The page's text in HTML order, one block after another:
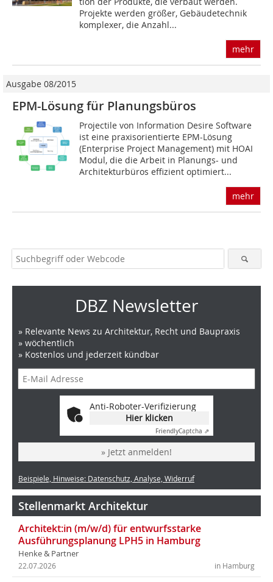
Projekte werden größer, Gebäudetechnik
komplexer, die Anzahl...
mehr
Ausgabe 08/2015
EPM-Lösung für Planungsbüros
Projectile von Information Desire Software
ist eine praxisorientierte EPM-Lösung
(Enterprise Project Management) mit HOAI
Modul, die die Arbeit in Planungs- und
Architekturbüros effizient optimiert...
mehr
DBZ Newsletter
» Relevante News zu Architektur, Recht und Baupraxis
» wöchentlich
» Kostenlos und jederzeit kündbar
Anti-Roboter-Verifizierung
Hier klicken
FriendlyCaptcha ⇗
» Jetzt anmelden!
Beispiele, Hinweise: Datenschutz, Analyse, Widerruf
Stellenmarkt Architektur
Architekt:in (m/w/d) für entwurfsstarke
Ausführungsplanung LPH5 in Hamburg
Henke & Partner
in Hamburg
22.07.2026